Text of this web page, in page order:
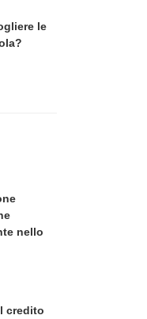
le
nello
credito